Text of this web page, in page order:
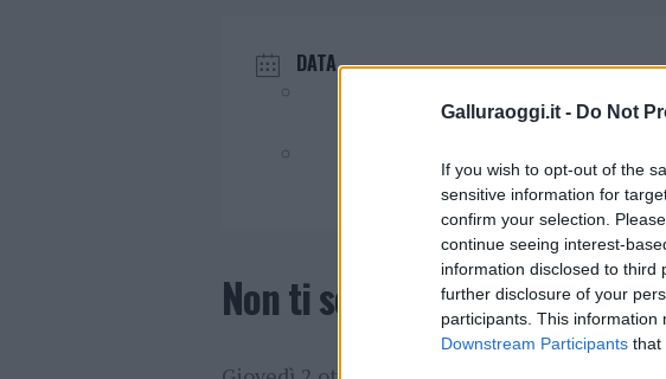
Galluraoggi.it - Do Not
If you wish to opt-out of the
sensitive information for
confirm your selection.
continue seeing interest-
information disclosed to third
further disclosure of your
participants. This
Downstream Participants that
DATA
Non ti scordar di me… La